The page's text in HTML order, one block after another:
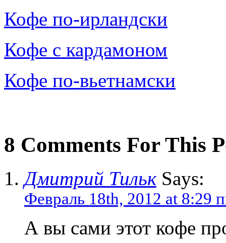
Кофе по-ирландски
Кофе с кардамоном
Кофе по-вьетнамски
8 Comments For This
Дмитрий ТилькSays:
Февраль 18th, 2012 at 8:29
А вы сами этот кофе